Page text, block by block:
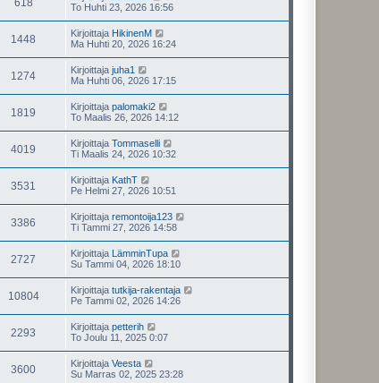
618
To Huhti 23, 2026 16:56
1448 Kirjoittaja HikinenM
Ma Huhti 20, 2026 16:24
1274 Kirjoittaja juha1
Ma Huhti 06, 2026 17:15
1819 Kirjoittaja palomaki2
To Maalis 26, 2026 14:12
4019 Kirjoittaja Tommaselli
Ti Maalis 24, 2026 10:32
3531 Kirjoittaja KathT
Pe Helmi 27, 2026 10:51
3386 Kirjoittaja remontoija123
Ti Tammi 27, 2026 14:58
2727 Kirjoittaja LämminTupa
Su Tammi 04, 2026 18:10
10804 Kirjoittaja tutkija-rakentaja
Pe Tammi 02, 2026 14:26
2293 Kirjoittaja petterih
To Joulu 11, 2025 0:07
3600 Kirjoittaja Veesta
Su Marras 02, 2025 23:28